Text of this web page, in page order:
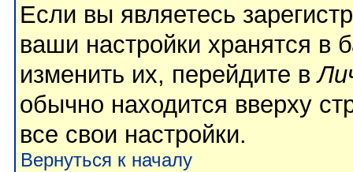
Если вы являетесь
ваши настройки хранятся в
изменить их, перейдите в
обычно находится вверху
все свои настройки.
Вернуться к началу